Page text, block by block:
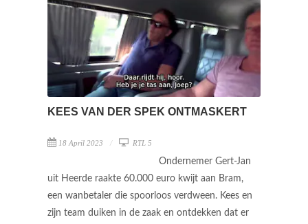
KEES VAN DER SPEK ONTMASKERT
18 April 2023 RTL 5
Ondernemer Gert-Jan
uit Heerde raakte 60.000 euro kwijt aan Bram,
een wanbetaler die spoorloos verdween. Kees en
zijn team duiken in de zaak en ontdekken dat er